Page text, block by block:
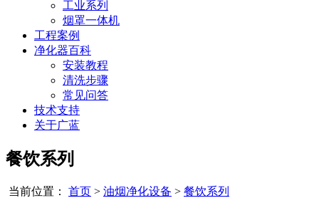
工业系列
烟罩一体机
工程案例
净化器百科
安装教程
清洗步骤
常见问答
技术支持
关于广蓝
餐饮系列
当前位置： 首页 > 油烟净化设备 > 餐饮系列